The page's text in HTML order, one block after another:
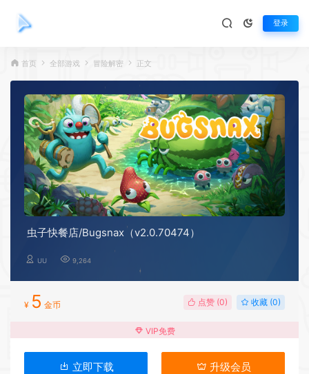
登录
首页 全部游戏 冒险解密 正文
虫子快餐店/Bugsnax（v2.0.70474）
UU 9,264
¥ 5 金币 点赞 (0) 收藏 (0)
VIP免费
立即下载 升级会员